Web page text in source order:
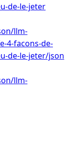
de-le-jeter
llm-
4-facons-de-
de-le-jeter/json
llm-